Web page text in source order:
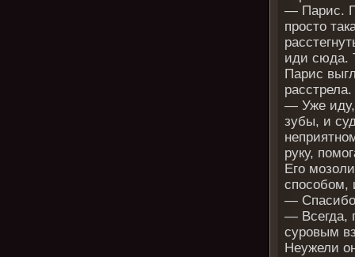
— Парис.
просто
иди сюда.
Парис
— Уже иду,
зубы, и
руку,
Его
способом,
—
— Всегда,
суровым
Неужели